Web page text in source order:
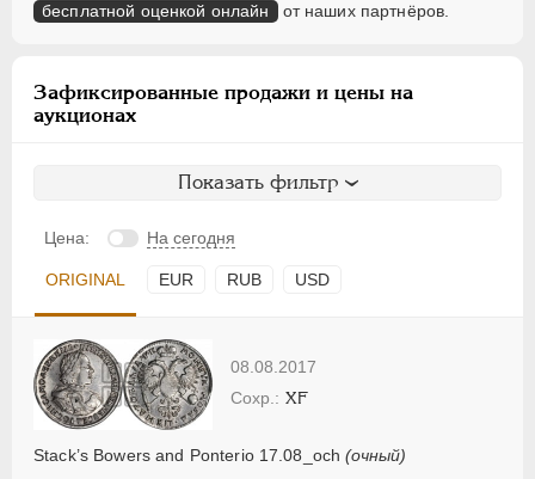
бесплатной оценкой онлайн от наших партнёров.
Зафиксированные продажи и цены на
аукционах
Показать фильтр
Цена: На сегодня
ORIGINAL EUR RUB USD
08.08.2017
Stack’s Bowers and Ponterio 17.08_och(очный)
XF